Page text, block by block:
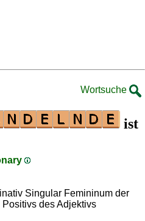
Wortsuche
ist
Singular Femininum der
des Adjektivs